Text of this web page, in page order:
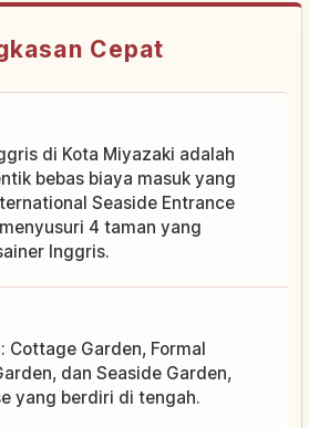
Cepat
di Kota Miyazaki adalah
bebas biaya masuk yang
Seaside Entrance
4 taman yang
Inggris.
Cottage Garden, Formal
dan Seaside Garden,
yang berdiri di tengah.